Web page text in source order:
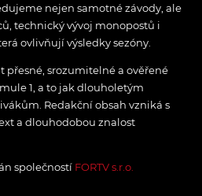
nejen samotné závody, ale
technický vývoj monopostů i
ovlivňují výsledky sezóny.
přesné, srozumitelné a ověřené
1, a to jak dlouholetým
Redakční obsah vzniká s
a dlouhodobou znalost
společností FORTV s.r.o.